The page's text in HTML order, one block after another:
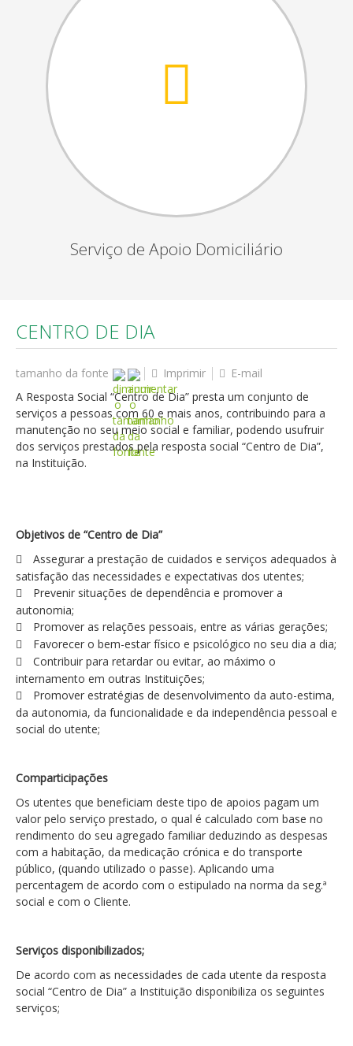
Serviço de Apoio Domiciliário
CENTRO DE DIA
tamanho da fonte Imprimir
E-mail
A Resposta Social “Centro de Dia” presta um conjunto de
serviços a pessoas com 60 e mais anos, contribuindo para a
manutenção no seu meio social e familiar, podendo usufruir
dos serviços prestados pela resposta social “Centro de Dia”,
na Instituição.
Objetivos de “Centro de Dia”
Assegurar a prestação de cuidados e serviços adequados à
satisfação das necessidades e expectativas dos utentes;
Prevenir situações de dependência e promover a
autonomia;
Promover as relações pessoais, entre as várias gerações;
Favorecer o bem-estar físico e psicológico no seu dia a dia;
Contribuir para retardar ou evitar, ao máximo o
internamento em outras Instituições;
Promover estratégias de desenvolvimento da auto-estima,
da autonomia, da funcionalidade e da independência pessoal e
social do utente;
Comparticipações
Os utentes que beneficiam deste tipo de apoios pagam um
valor pelo serviço prestado, o qual é calculado com base no
rendimento do seu agregado familiar deduzindo as despesas
com a habitação, da medicação crónica e do transporte
público, (quando utilizado o passe). Aplicando uma
percentagem de acordo com o estipulado na norma da seg.ª
social e com o Cliente.
Serviços disponibilizados;
De acordo com as necessidades de cada utente da resposta
social “Centro de Dia” a Instituição disponibiliza os seguintes
serviços;